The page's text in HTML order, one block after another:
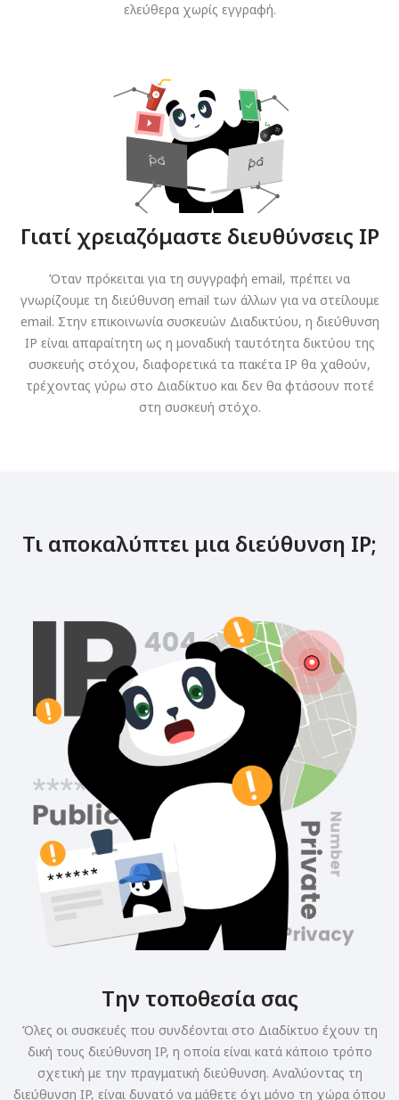
ελεύθερα χωρίς εγγραφή.
Γιατί χρειαζόμαστε διευθύνσεις IP
Όταν πρόκειται για τη συγγραφή email, πρέπει να
γνωρίζουμε τη διεύθυνση email των άλλων για να στείλουμε
email. Στην επικοινωνία συσκευών Διαδικτύου, η διεύθυνση
IP είναι απαραίτητη ως η μοναδική ταυτότητα δικτύου της
συσκευής στόχου, διαφορετικά τα πακέτα IP θα χαθούν,
τρέχοντας γύρω στο Διαδίκτυο και δεν θα φτάσουν ποτέ
στη συσκευή στόχο.
Τι αποκαλύπτει μια διεύθυνση IP;
Την τοποθεσία σας
Όλες οι συσκευές που συνδέονται στο Διαδίκτυο έχουν τη
δική τους διεύθυνση IP, η οποία είναι κατά κάποιο τρόπο
σχετική με την πραγματική διεύθυνση. Αναλύοντας τη
διεύθυνση IP, είναι δυνατό να μάθετε όχι μόνο τη χώρα όπου